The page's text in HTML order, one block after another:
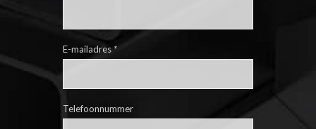
E-mailadres *
Telefoonnummer